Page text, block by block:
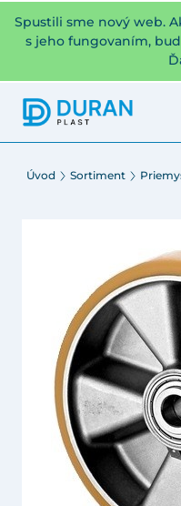
Spustili sme nový web.
s jeho fungovaním,
Úvod Sortiment